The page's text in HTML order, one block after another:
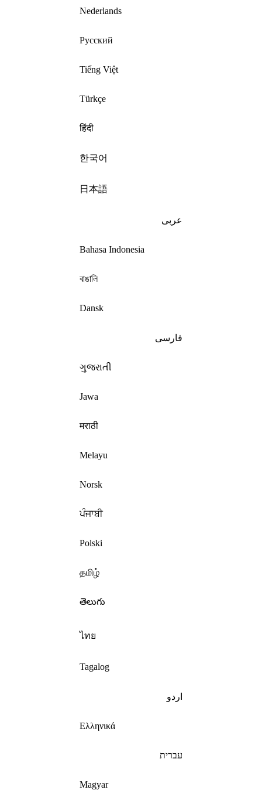
Nederlands
Русский
Tiếng Việt
Türkçe
हिंदी
한국어
日本語
عربى
Bahasa Indonesia
বাঙালি
Dansk
فارسی
ગુજરાતી
Jawa
मराठी
Melayu
Norsk
ਪੰਜਾਬੀ
Polski
தமிழ்
తెలుగు
ไทย
Tagalog
اردو
Ελληνικά
עברית
Magyar